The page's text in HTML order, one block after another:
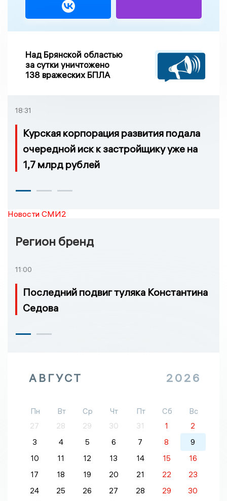
Над Брянской областью
за сутки уничтожено
138 вражеских БПЛА
18:31
Курская корпорация развития подала
очередной иск к застройщику уже на
1,7 млрд рублей
Новости СМИ2
Регион бренд
11:00
Последний подвиг туляка Константина
Седова
АВГУСТ 2026
Пн Вт Ср Чт Пт Сб
Вс
27
28 29 30 31 1
2
3
4 5 6 7 8
9
10
11 12 13 14 15
16
17
18 19 20 21 22
23
24
25 26 27 28 29
30